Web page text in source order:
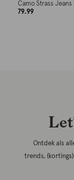
Camo Strass Jeans
79.99
Ontdek als
trends,